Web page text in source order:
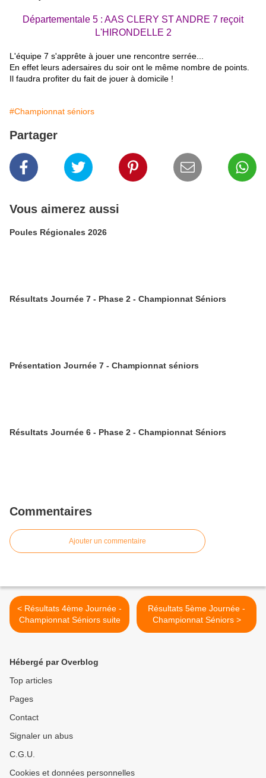
Départementale 5 : AAS CLERY ST ANDRE 7 reçoit
L'HIRONDELLE 2
L'équipe 7 s'apprête à jouer une rencontre serrée...
En effet leurs adersaires du soir ont le même nombre de points.
Il faudra profiter du fait de jouer à domicile !
#Championnat séniors
Partager
Vous aimerez aussi
Poules Régionales 2026
Résultats Journée 7 - Phase 2 - Championnat Séniors
Présentation Journée 7 - Championnat séniors
Résultats Journée 6 - Phase 2 - Championnat Séniors
Commentaires
Ajouter un commentaire
< Résultats 4ème Journée -
Championnat Séniors suite
Résultats 5ème Journée -
Championnat Séniors >
Hébergé par Overblog
Top articles
Pages
Contact
Signaler un abus
C.G.U.
Cookies et données personnelles